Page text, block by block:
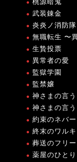
桃源暗鬼
武装錬金
炎炎ノ消防隊
無職転生 〜
生贄投票
異常者の愛
監獄学園
監禁嬢
神さまの言う
神さまの言
約束のネバ
終末のワル
葬送のフリ
薬屋のひとり